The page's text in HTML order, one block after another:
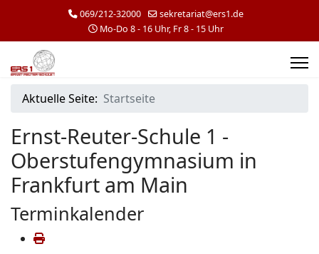
069/212-32000
sekretariat@ers1.de
Mo-Do 8 - 16 Uhr, Fr 8 - 15 Uhr
Aktuelle Seite: Startseite
Ernst-Reuter-Schule 1 -
Oberstufengymnasium in
Frankfurt am Main
Terminkalender